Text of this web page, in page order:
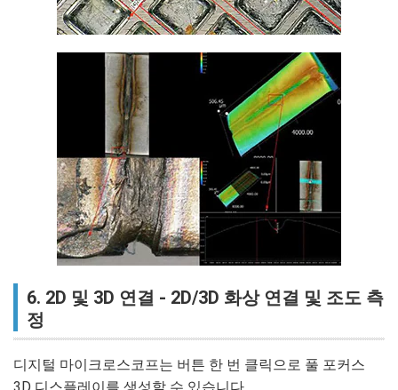
6. 2D 및 3D 연결 - 2D/3D 화상 연결 및 조도 측
정
디지털 마이크로스코프는 버튼 한 번 클릭으로 풀 포커스